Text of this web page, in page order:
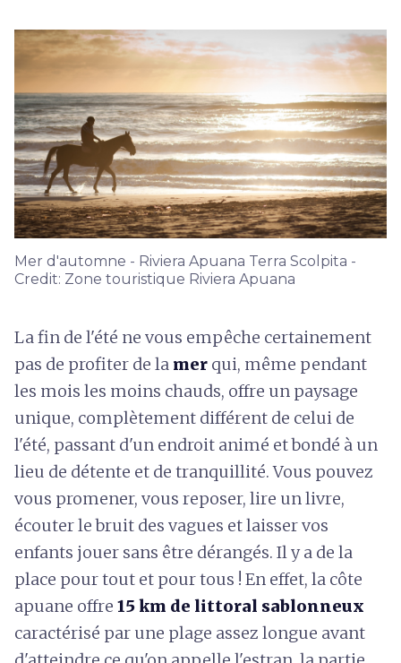
Mer d'automne - Riviera Apuana Terra Scolpita -
Credit: Zone touristique Riviera Apuana
La fin de l'été ne vous empêche certainement
pas de profiter de la mer qui, même pendant
les mois les moins chauds, offre un paysage
unique, complètement différent de celui de
l'été, passant d'un endroit animé et bondé à un
lieu de détente et de tranquillité. Vous pouvez
vous promener, vous reposer, lire un livre,
écouter le bruit des vagues et laisser vos
enfants jouer sans être dérangés. Il y a de la
place pour tout et pour tous ! En effet, la côte
apuane offre 15 km de littoral sablonneux
caractérisé par une plage assez longue avant